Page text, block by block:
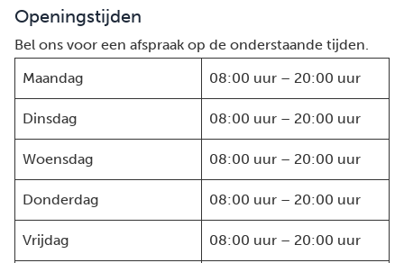
Openingstijden
Bel ons voor een afspraak op de onderstaande tijden.
Maandag
08:00 uur – 20:00 uur
Dinsdag 08:00 uur – 20:00 uur
Woensdag 08:00 uur – 20:00 uur
Donderdag 08:00 uur – 20:00 uur
Vrijdag 08:00 uur – 20:00 uur